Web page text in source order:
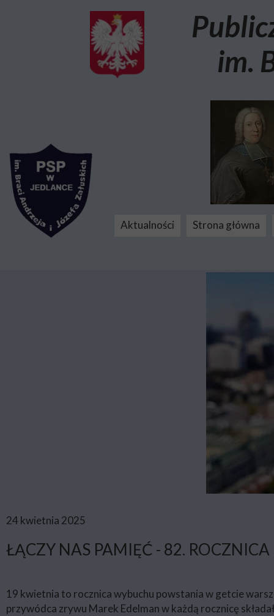
24 kwietnia 2025
ŁĄCZY NAS PAMIĘĆ - 82.
19 kwietnia to rocznica wybuchu powstania w getcie
przywódca zrywu Marek Edelman w każdą rocznicę
Aktualności Strona główna
im.